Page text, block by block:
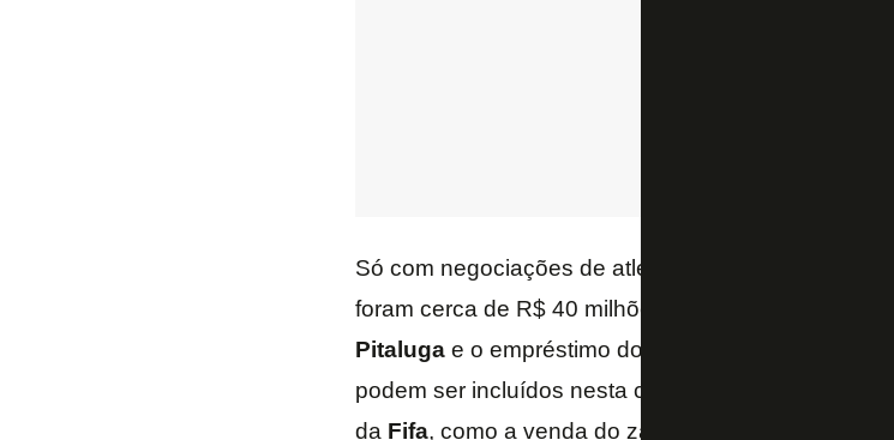
Só com negociações de atletas, o clube esperava
foram cerca de R$ 40 milhões com as vendas de
Pitalugae o empréstimo do lateral esquerdo
podem ser incluídos nesta conta valores recebidos
da Fifa, como a venda do zagueiro